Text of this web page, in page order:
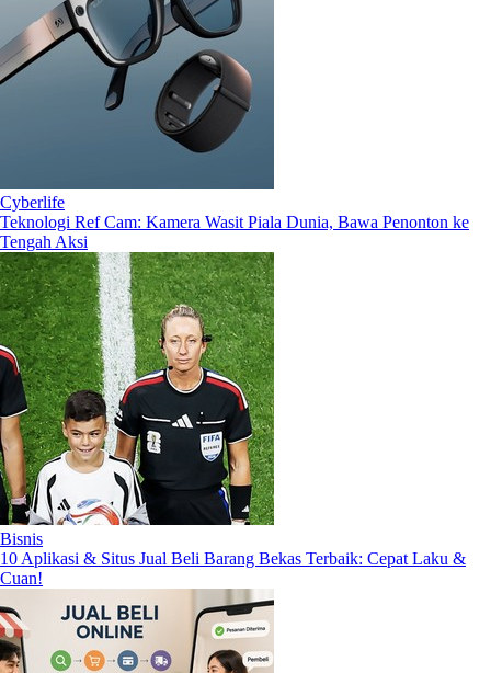
Cyberlife
Teknologi Ref Cam: Kamera Wasit Piala Dunia, Bawa Penonton ke
Tengah Aksi
Bisnis
10 Aplikasi & Situs Jual Beli Barang Bekas Terbaik: Cepat Laku &
Cuan!